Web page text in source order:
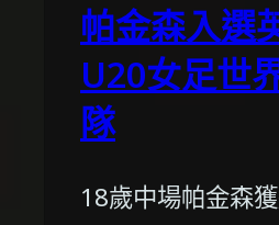
帕金森入選
U20女足世
隊
18歲中場帕金森